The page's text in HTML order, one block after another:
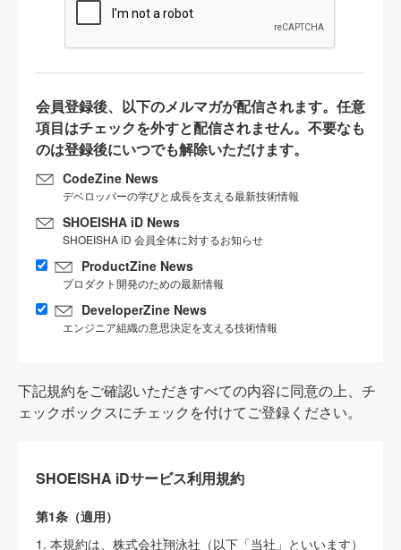
会員登録後、以下のメルマガが配信されます。任意
項目はチェックを外すと配信されません。不要なも
のは登録後にいつでも解除いただけます。
CodeZine News
デベロッパーの学びと成長を支える最新技術情報
SHOEISHA iD News
SHOEISHA iD 会員全体に対するお知らせ
ProductZine News
プロダクト開発のための最新情報
DeveloperZine News
エンジニア組織の意思決定を支える技術情報
下記規約をご確認いただきすべての内容に同意の上、チ
ェックボックスにチェックを付けてご登録ください。
SHOEISHA iDサービス利用規約
第1条（適用）
1. 本規約は、株式会社翔泳社（以下「当社」といいます）